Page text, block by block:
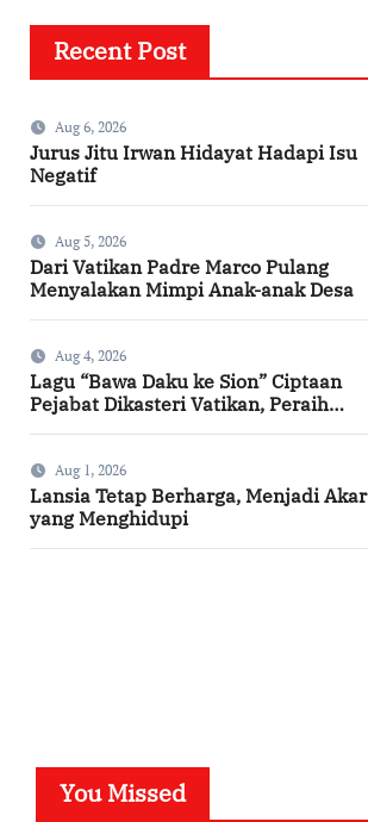
Recent Post
Aug 6, 2026
Jurus Jitu Irwan Hidayat Hadapi Isu
Negatif
Aug 5, 2026
Dari Vatikan Padre Marco Pulang
Menyalakan Mimpi Anak-anak Desa
Aug 4, 2026
Lagu “Bawa Daku ke Sion” Ciptaan
Pejabat Dikasteri Vatikan, Peraih
Aug 1, 2026
Lansia Tetap Berharga, Menjadi Akar
yang Menghidupi
You Missed